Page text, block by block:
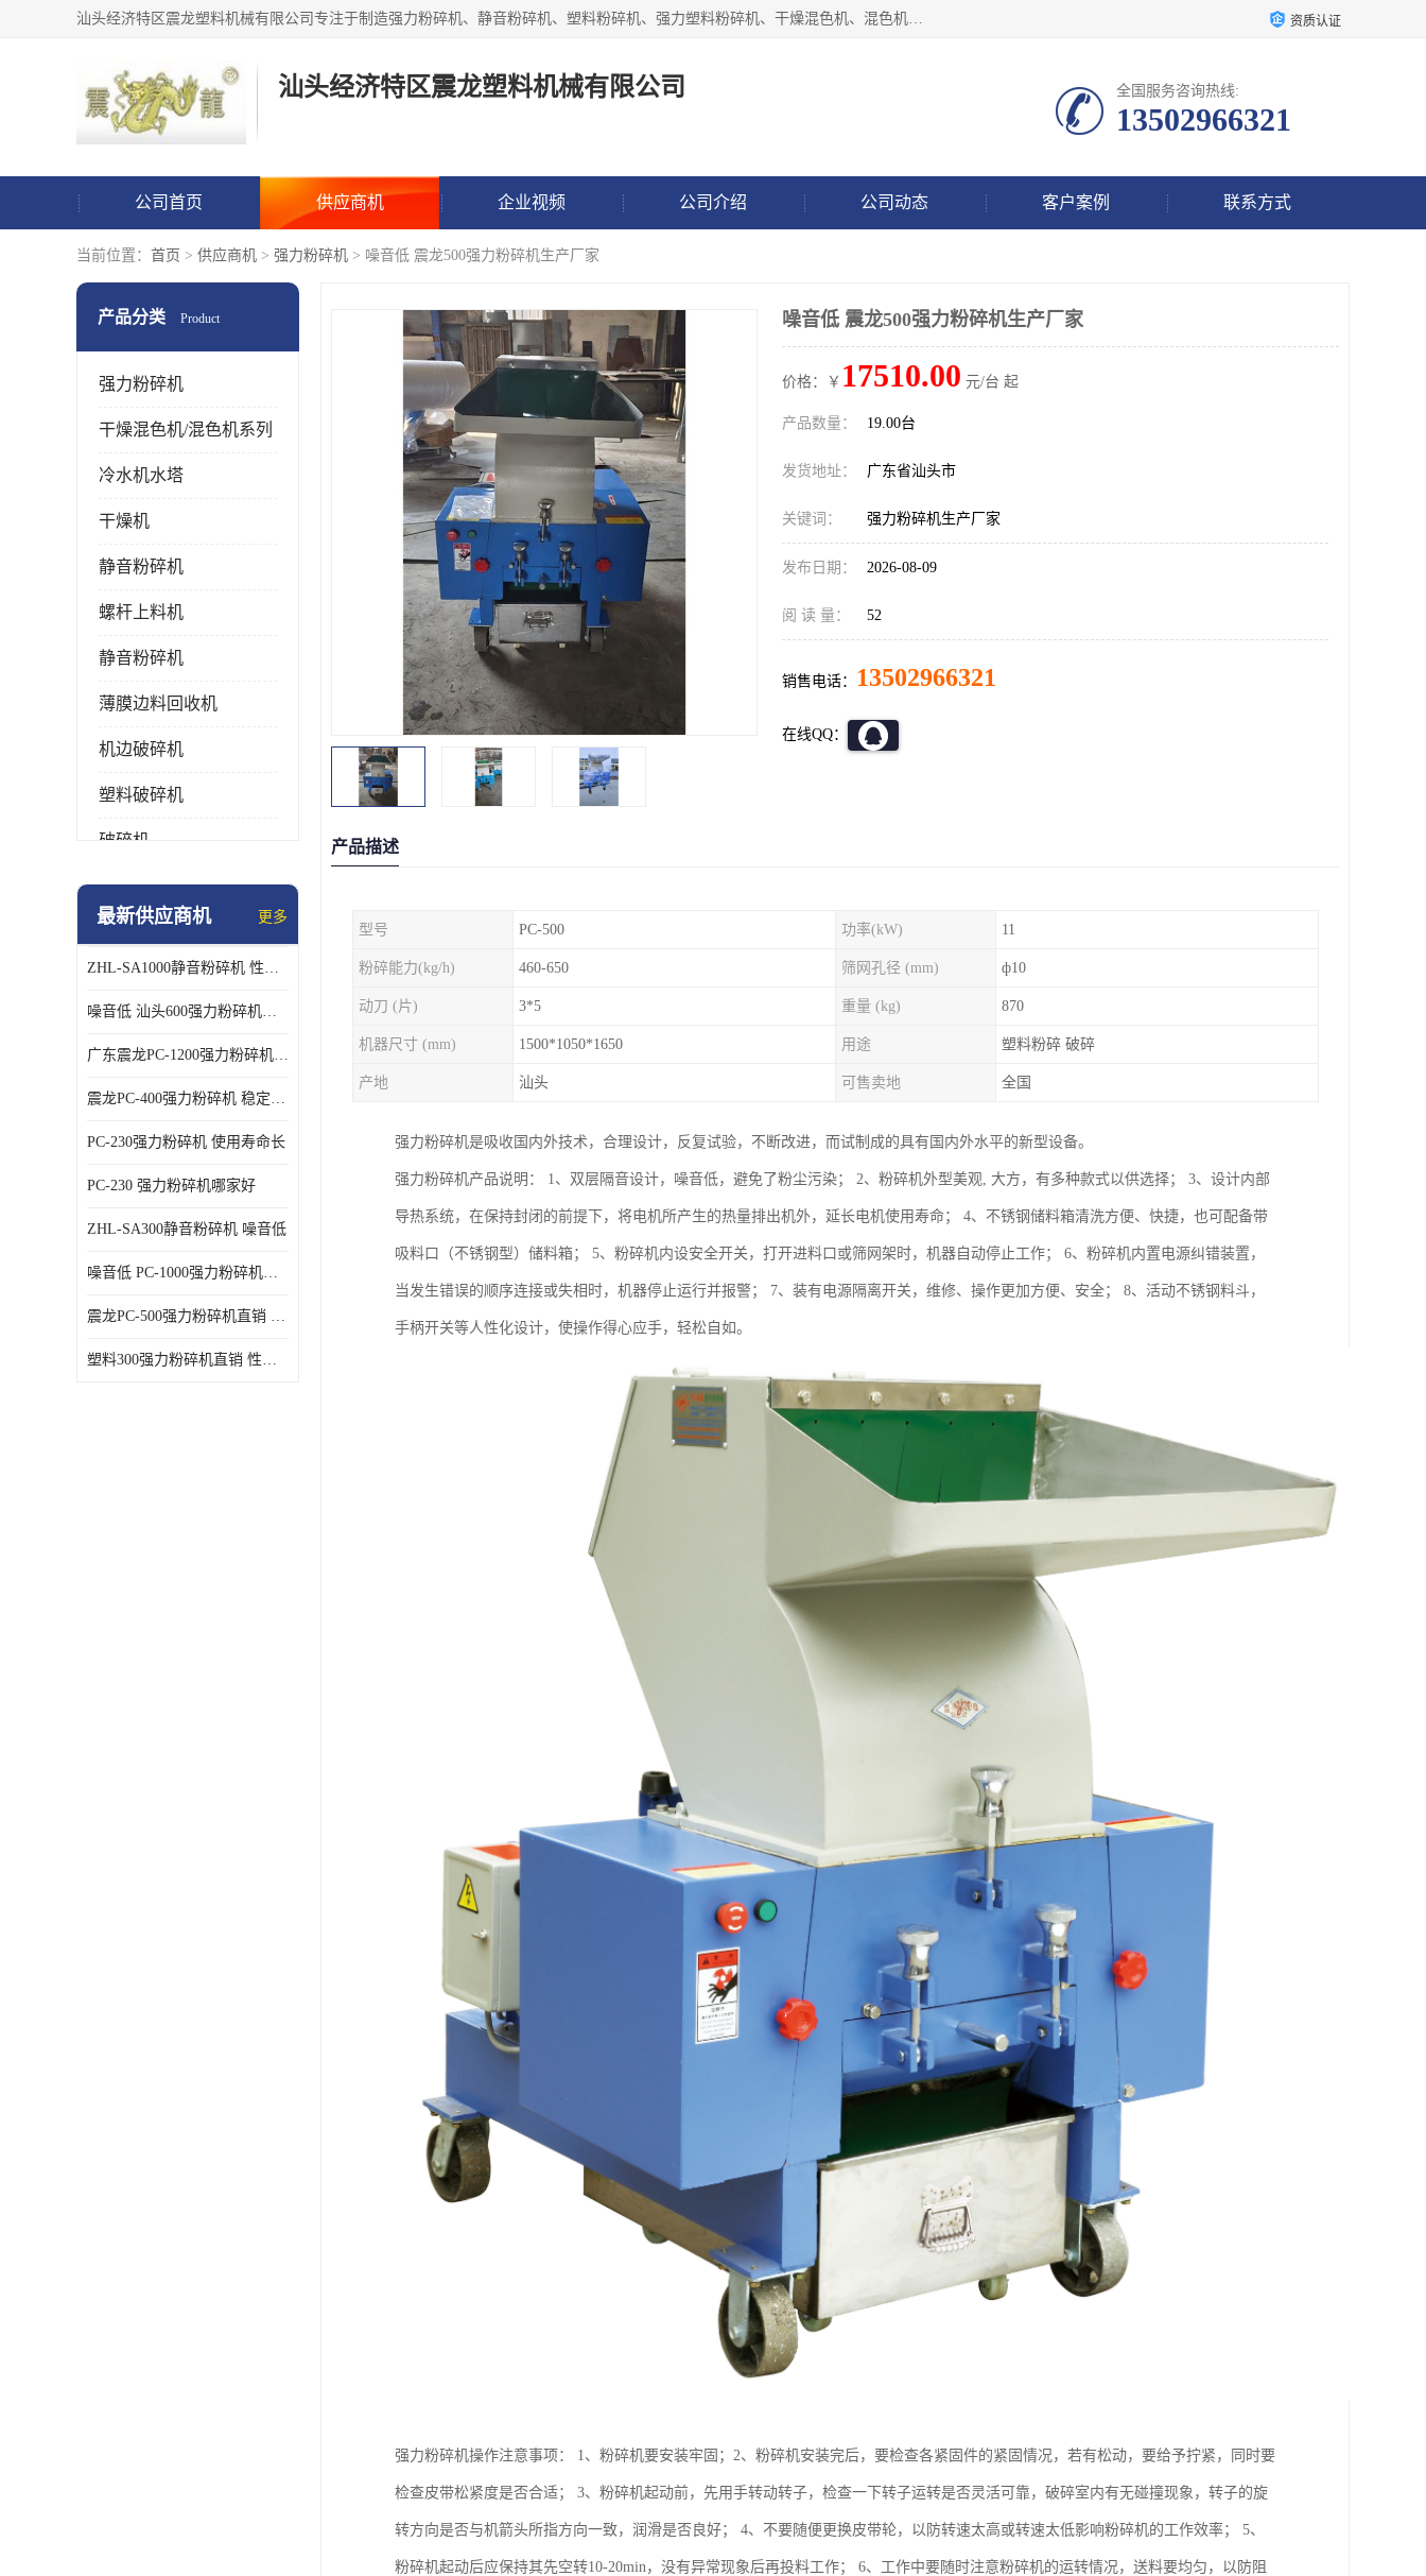
汕头经济特区震龙塑料机械有限公司专注于制造强力粉碎机、静音粉碎机、塑料粉碎机、强力塑料粉碎机、干燥混色机、混色机、冷水机、上料机等塑料辅助机械。 资质认证
汕头经济特区震龙塑料机械有限公司 全国服务咨询热线:
13502966321
公司首页 供应商机 企业视频 公司介绍 公司动态 客户案例 联系方式
当前位置： 首页 > 供应商机 > 强力粉碎机 > 噪音低 震龙500强力粉碎机生产厂家
产品分类 Product
强力粉碎机
干燥混色机/混色机系列
冷水机水塔
干燥机
静音粉碎机
螺杆上料机
静音粉碎机
薄膜边料回收机
机边破碎机
塑料破碎机
破碎机
强力粉碎机
最新供应商机 更多
ZHL-SA1000静音粉碎机 性能稳定
噪音低 汕头600强力粉碎机直供
广东震龙PC-1200强力粉碎机 物超所值
震龙PC-400强力粉碎机 稳定性好
PC-230强力粉碎机 使用寿命长
PC-230 强力粉碎机哪家好
ZHL-SA300静音粉碎机 噪音低
噪音低 PC-1000强力粉碎机直供
震龙PC-500强力粉碎机直销 性价比高
塑料300强力粉碎机直销 性价比高
噪音低 震龙500强力粉碎机生产厂家
价格：￥ 17510.00 元/台 起
产品数量： 19.00台
发货地址： 广东省汕头市
关键词： 强力粉碎机生产厂家
发布日期： 2026-08-09
阅 读 量： 52
销售电话： 13502966321
在线QQ：
产品描述
型号 PC-500 功率(kW) 11
粉碎能力(kg/h) 460-650 筛网孔径 (mm) ф10
动刀 (片) 3*5 重量 (kg) 870
机器尺寸 (mm) 1500*1050*1650 用途 塑料粉碎 破碎
产地 汕头 可售卖地 全国
强力粉碎机是吸收国内外技术，合理设计，反复试验，不断改进，而试制成的具有国内外水平的新型设备。
强力粉碎机产品说明： 1、双层隔音设计，噪音低，避免了粉尘污染； 2、粉碎机外型美观, 大方，有多种款式以供选择； 3、设计内部
导热系统，在保持封闭的前提下，将电机所产生的热量排出机外，延长电机使用寿命； 4、不锈钢储料箱清洗方便、快捷，也可配备带
吸料口（不锈钢型）储料箱； 5、粉碎机内设安全开关，打开进料口或筛网架时，机器自动停止工作； 6、粉碎机内置电源纠错装置，
当发生错误的顺序连接或失相时，机器停止运行并报警； 7、装有电源隔离开关，维修、操作更加方便、安全； 8、活动不锈钢料斗，
手柄开关等人性化设计，使操作得心应手，轻松自如。
强力粉碎机操作注意事项： 1、粉碎机要安装牢固；2、粉碎机安装完后，要检查各紧固件的紧固情况，若有松动，要给予拧紧，同时要
检查皮带松紧度是否合适； 3、粉碎机起动前，先用手转动转子，检查一下转子运转是否灵活可靠，破碎室内有无碰撞现象，转子的旋
转方向是否与机箭头所指方向一致，润滑是否良好； 4、不要随便更换皮带轮，以防转速太高或转速太低影响粉碎机的工作效率； 5、
粉碎机起动后应保持其先空转10-20min，没有异常现象后再投料工作； 6、工作中要随时注意粉碎机的运转情况，送料要均匀，以防阻